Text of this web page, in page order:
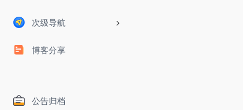
次级导航
博客分享
公告归档